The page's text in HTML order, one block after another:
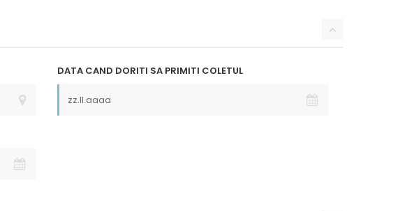
DATA CAND DORITI SA PRIMITI COLETUL